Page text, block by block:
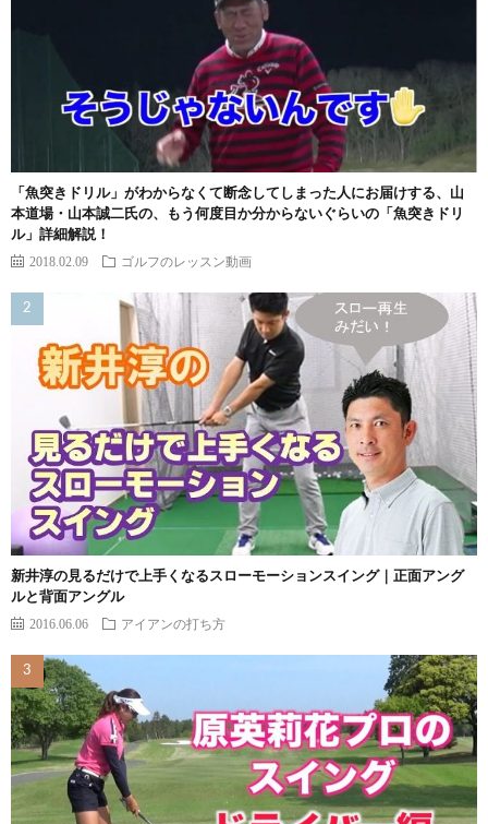
「魚突きドリル」がわからなくて断念してしまった人にお届けする、山
本道場・山本誠二氏の、もう何度目か分からないぐらいの「魚突きドリ
ル」詳細解説！
2018.02.09 ゴルフのレッスン動画
新井淳の見るだけで上手くなるスローモーションスイング｜正面アング
ルと背面アングル
2016.06.06 アイアンの打ち方